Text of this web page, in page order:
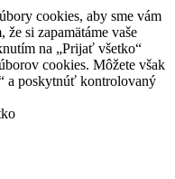
cookies, aby sme vám
si zapamätáme vaše
na „Prijať všetko“
cookies. Môžete však
a poskytnúť kontrolovaný